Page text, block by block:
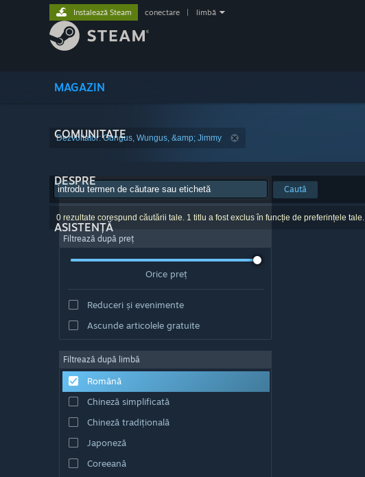
MAGAZIN
COMUNITATE
DESPRE
ASISTENȚĂ
Instalează Steam conectare limbă
Dezvoltator: Gungus, Wungus, &amp; Jimmy
Caută
0 rezultate corespund căutării tale. 1 titlu a fost exclus în funcție de preferințele tale.
Filtrează după preț
Orice preț
Reduceri și evenimente
Ascunde articolele gratuite
Filtrează după limbă
Română
Chineză simplificată
Chineză tradițională
Japoneză
Coreeană